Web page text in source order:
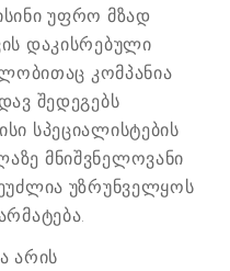
უფრო მზად
დაკისრებული
კომპანია
შედეგებს
სპეციალისტების
მნიშვნელოვანი
უზრუნველყოს
არის